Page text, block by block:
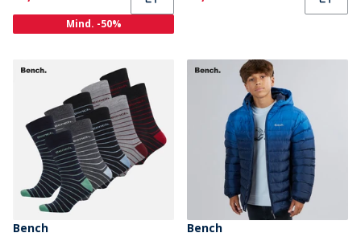
Mind. -50%
Bench
Bench